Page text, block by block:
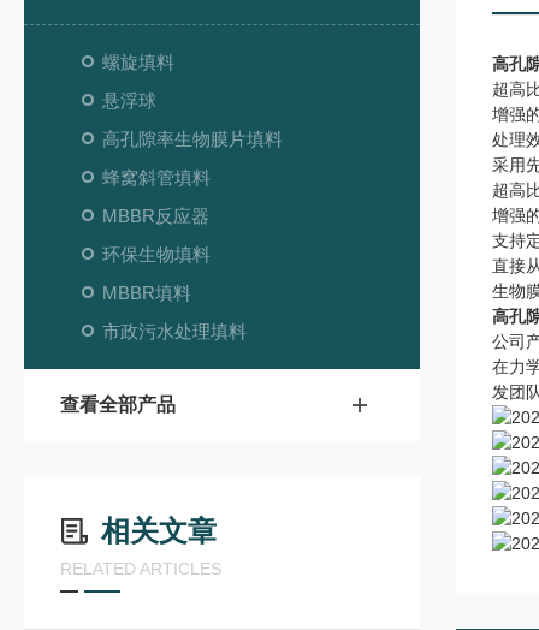
螺旋填料
悬浮球
高孔隙率生物膜片填料
蜂窝斜管填料
MBBR反应器
环保生物填料
MBBR填料
市政污水处理填料
查看全部产品
相关文章
RELATED ARTICLES
高孔
超高
增强
处理
采用
超高
增强
支持
直接
生物
高孔
公司
在力
发团